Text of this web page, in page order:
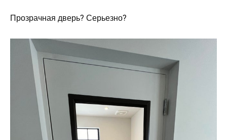
Прозрачная дверь? Серьезно?